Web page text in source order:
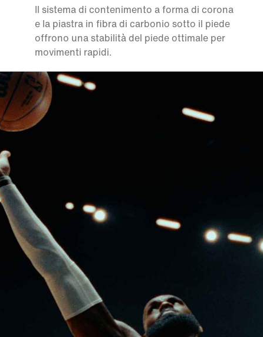
Il sistema di contenimento a forma di corona
e la piastra in fibra di carbonio sotto il piede
offrono una stabilità del piede ottimale per
movimenti rapidi.